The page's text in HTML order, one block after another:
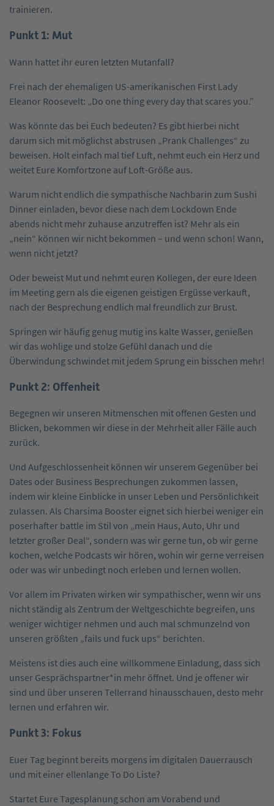
trainieren.
Punkt 1: Mut
Wann hattet ihr euren letzten Mutanfall?
Frei nach der ehemaligen US-amerikanischen First Lady
Eleanor Roosevelt: „Do one thing every day that scares you.”
Was könnte das bei Euch bedeuten? Es gibt hierbei nicht
darum sich mit möglichst abstrusen „Prank Challenges“ zu
beweisen. Holt einfach mal tief Luft, nehmt euch ein Herz und
weitet Eure Komfortzone auf Loft-Größe aus.
Warum nicht endlich die sympathische Nachbarin zum Sushi
Dinner einladen, bevor diese nach dem Lockdown Ende
abends nicht mehr zuhause anzutreffen ist? Mehr als ein
„nein“ können wir nicht bekommen – und wenn schon! Wann,
wenn nicht jetzt?
Oder beweist Mut und nehmt euren Kollegen, der eure Ideen
im Meeting gern als die eigenen geistigen Ergüsse verkauft,
nach der Besprechung endlich mal freundlich zur Brust.
Springen wir häufig genug mutig ins kalte Wasser, genießen
wir das wohlige und stolze Gefühl danach und die
Überwindung schwindet mit jedem Sprung ein bisschen mehr!
Punkt 2: Offenheit
Begegnen wir unseren Mitmenschen mit offenen Gesten und
Blicken, bekommen wir diese in der Mehrheit aller Fälle auch
zurück.
Und Aufgeschlossenheit können wir unserem Gegenüber bei
Dates oder Business Besprechungen zukommen lassen,
indem wir kleine Einblicke in unser Leben und Persönlichkeit
zulassen. Als Charsima Booster eignet sich hierbei weniger ein
poserhafter battle im Stil von „mein Haus, Auto, Uhr und
letzter großer Deal“, sondern was wir gerne tun, ob wir gerne
kochen, welche Podcasts wir hören, wohin wir gerne verreisen
oder was wir unbedingt noch erleben und lernen wollen.
Vor allem im Privaten wirken wir sympathischer, wenn wir uns
nicht ständig als Zentrum der Weltgeschichte begreifen, uns
weniger wichtiger nehmen und auch mal schmunzelnd von
unseren größten „fails und fuck ups“ berichten.
Meistens ist dies auch eine willkommene Einladung, dass sich
unser Gesprächspartner*in mehr öffnet. Und je offener wir
sind und über unseren Tellerrand hinausschauen, desto mehr
lernen und erfahren wir.
Punkt 3: Fokus
Euer Tag beginnt bereits morgens im digitalen Dauerrausch
und mit einer ellenlange To Do Liste?
Startet Eure Tagesplanung schon am Vorabend und